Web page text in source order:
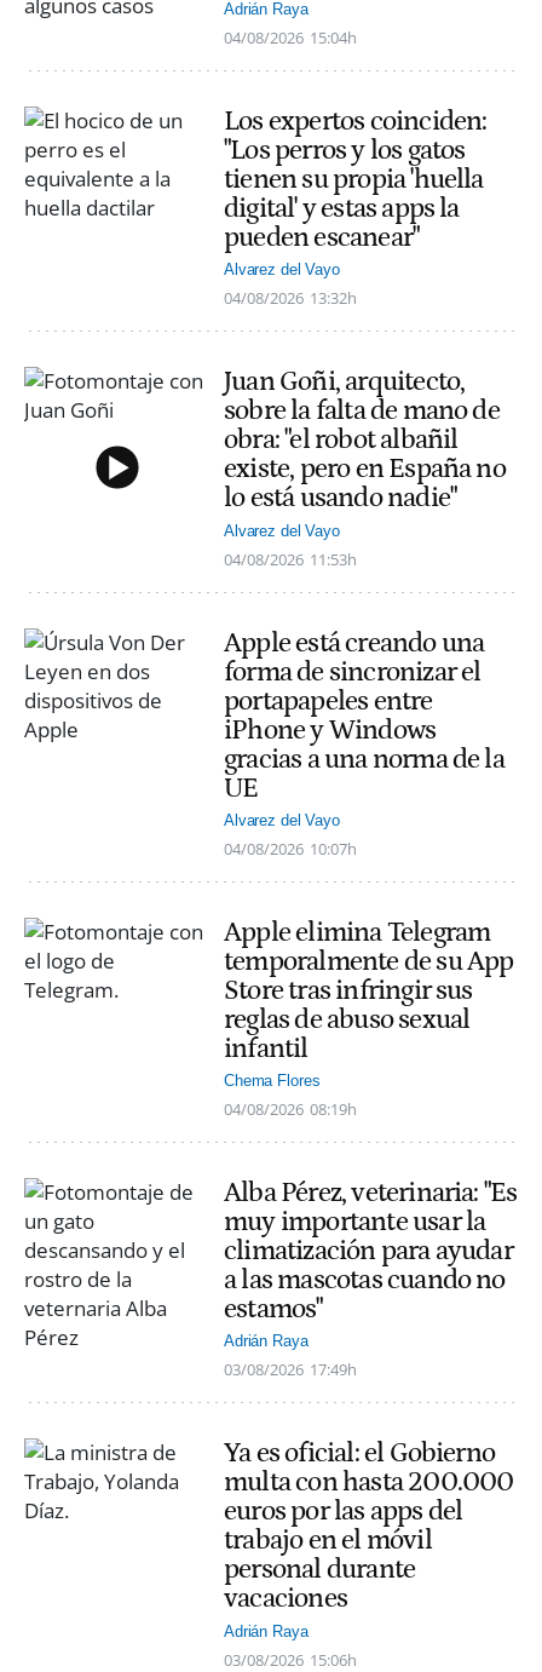
Adrián Raya
04/08/2026 15:04h
Los expertos coinciden:
"Los perros y los gatos
tienen su propia 'huella
digital' y estas apps la
pueden escanear"
Alvarez del Vayo
04/08/2026 13:32h
Juan Goñi, arquitecto,
sobre la falta de mano de
obra: "el robot albañil
existe, pero en España no
lo está usando nadie"
Alvarez del Vayo
04/08/2026 11:53h
Apple está creando una
forma de sincronizar el
portapapeles entre
iPhone y Windows
gracias a una norma de la
UE
Alvarez del Vayo
04/08/2026 10:07h
Apple elimina Telegram
temporalmente de su App
Store tras infringir sus
reglas de abuso sexual
infantil
Chema Flores
04/08/2026 08:19h
Alba Pérez, veterinaria: "Es
muy importante usar la
climatización para ayudar
a las mascotas cuando no
estamos"
Adrián Raya
03/08/2026 17:49h
Ya es oficial: el Gobierno
multa con hasta 200.000
euros por las apps del
trabajo en el móvil
personal durante
vacaciones
Adrián Raya
03/08/2026 15:06h